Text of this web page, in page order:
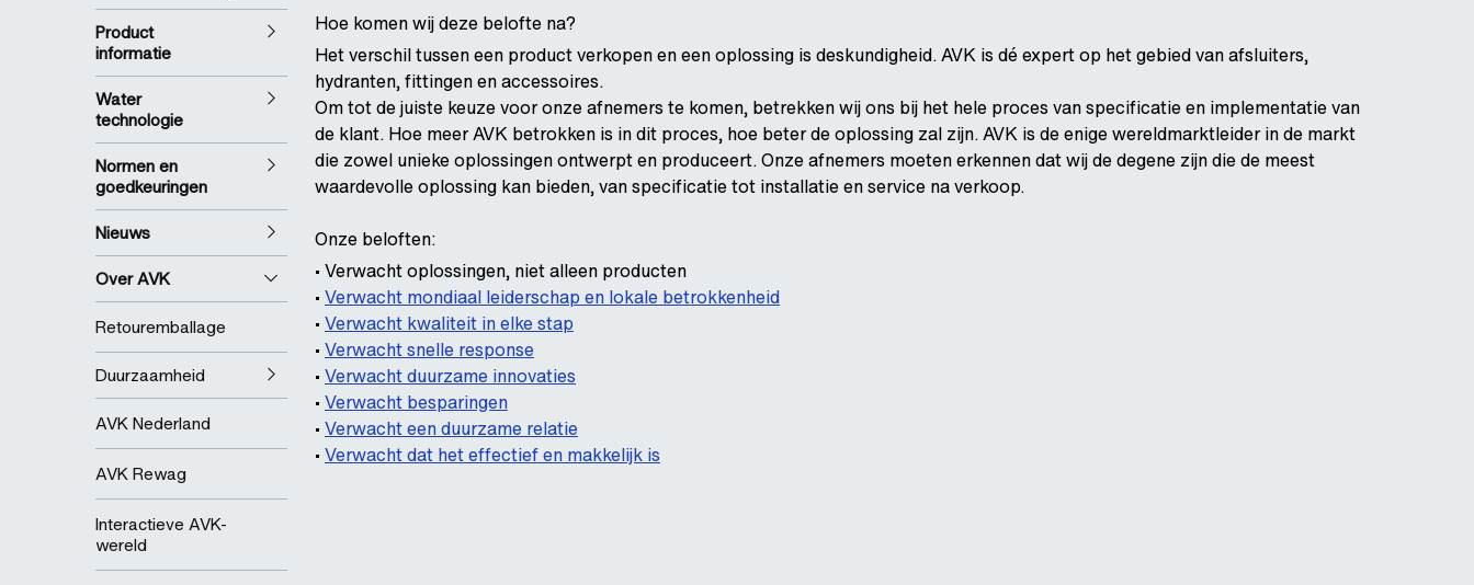
Product
informatie
Water
technologie
Normen en
goedkeuringen
Nieuws
Over AVK
Retouremballage
Duurzaamheid
AVK Nederland
AVK Rewag
Interactieve AVK-
wereld
Hoe komen wij deze belofte na?
Het verschil tussen een product verkopen en een oplossing is deskundigheid. AVK is dé expert op het gebied van afsluiters,
hydranten, fittingen en accessoires.
Om tot de juiste keuze voor onze afnemers te komen, betrekken wij ons bij het hele proces van specificatie en implementatie van
de klant. Hoe meer AVK betrokken is in dit proces, hoe beter de oplossing zal zijn. AVK is de enige wereldmarktleider in de markt
die zowel unieke oplossingen ontwerpt en produceert. Onze afnemers moeten erkennen dat wij de degene zijn die de meest
waardevolle oplossing kan bieden, van specificatie tot installatie en service na verkoop.
Onze beloften:
• Verwacht oplossingen, niet alleen producten
• Verwacht mondiaal leiderschap en lokale betrokkenheid
• Verwacht kwaliteit in elke stap
• Verwacht snelle response
• Verwacht duurzame innovaties
• Verwacht besparingen
• Verwacht een duurzame relatie
• Verwacht dat het effectief en makkelijk is